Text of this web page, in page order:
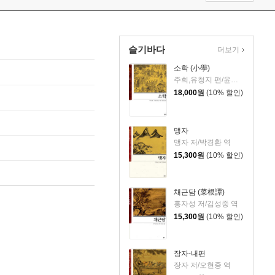
슬기바다
소학 (小學)
주희,유청지 편/윤호창 역
18,000원 (10% 할인)
맹자
맹자 저/박경환 역
15,300원 (10% 할인)
채근담 (菜根譚)
홍자성 저/김성중 역
15,300원 (10% 할인)
장자-내편
장자 저/오현중 역
더보기